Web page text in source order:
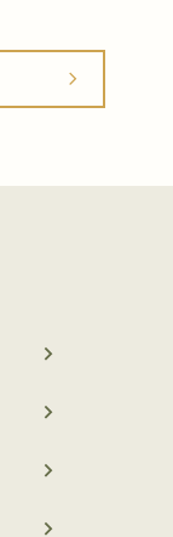
arrow_forward_ios
navigate_next
navigate_next
navigate_next
navigate_next